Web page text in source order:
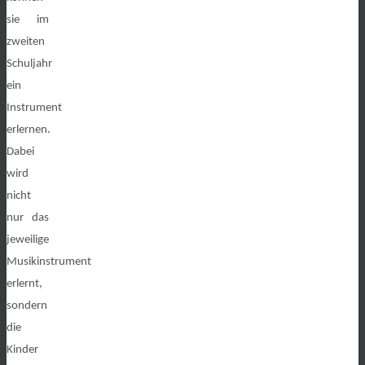
sie im
zweiten
Schuljahr
ein
Instrument
erlernen.
Dabei
wird
nicht
nur das
jeweilige
Musikinstrument
erlernt,
sondern
die
Kinder